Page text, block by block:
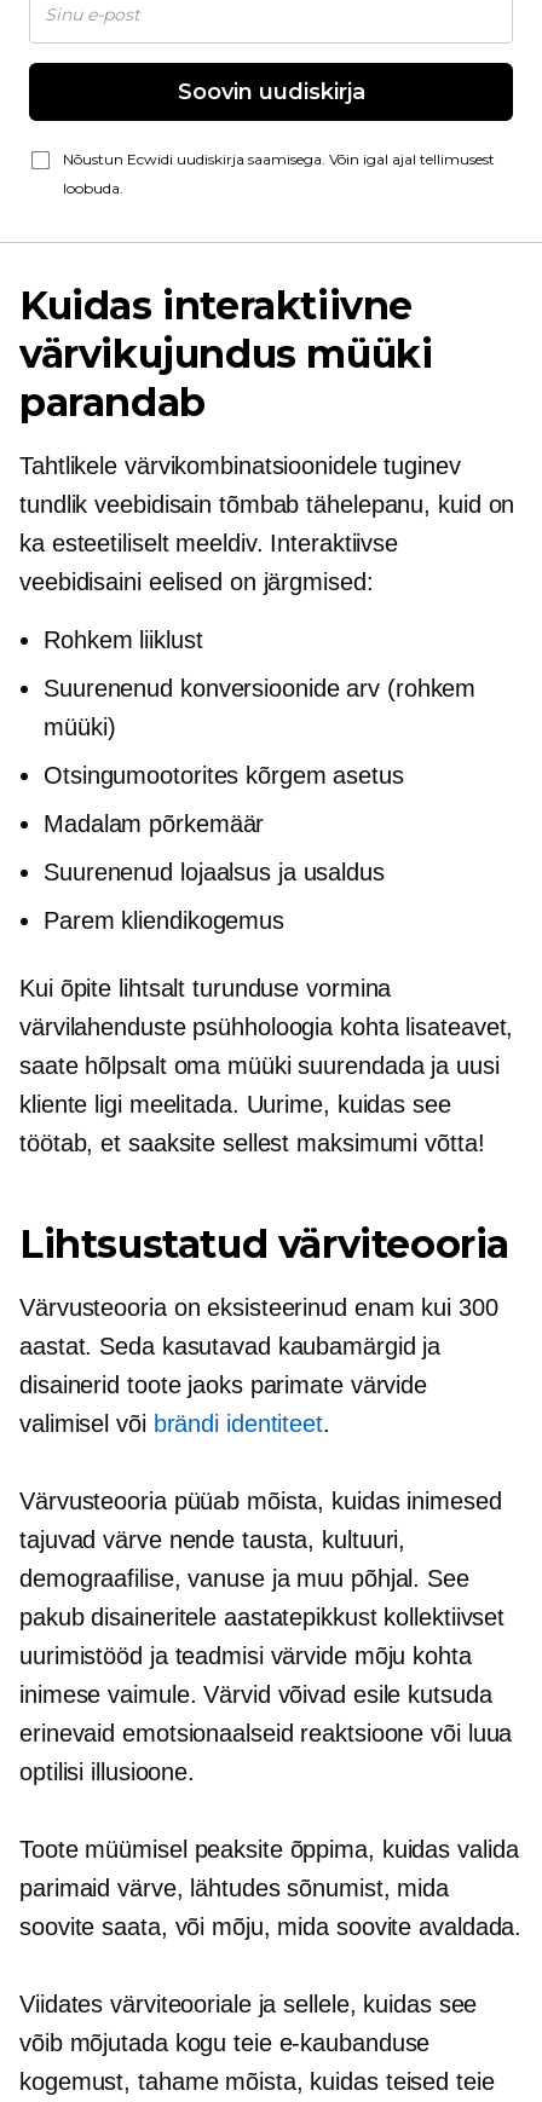
Soovin uudiskirja
Nõustun Ecwidi uudiskirja saamisega. Võin igal ajal tellimusest
loobuda.
Kuidas interaktiivne
värvikujundus müüki
parandab
Tahtlikele värvikombinatsioonidele tuginev
tundlik veebidisain tõmbab tähelepanu, kuid on
ka esteetiliselt meeldiv. Interaktiivse
veebidisaini eelised on järgmised:
Rohkem liiklust
Suurenenud konversioonide arv (rohkem
müüki)
Otsingumootorites kõrgem asetus
Madalam põrkemäär
Suurenenud lojaalsus ja usaldus
Parem kliendikogemus
Kui õpite lihtsalt turunduse vormina
värvilahenduste psühholoogia kohta lisateavet,
saate hõlpsalt oma müüki suurendada ja uusi
kliente ligi meelitada. Uurime, kuidas see
töötab, et saaksite sellest maksimumi võtta!
Lihtsustatud värviteooria
Värvusteooria on eksisteerinud enam kui 300
aastat. Seda kasutavad kaubamärgid ja
disainerid toote jaoks parimate värvide
valimisel või brändi identiteet.
Värvusteooria püüab mõista, kuidas inimesed
tajuvad värve nende tausta, kultuuri,
demograafilise, vanuse ja muu põhjal. See
pakub disaineritele aastatepikkust kollektiivset
uurimistööd ja teadmisi värvide mõju kohta
inimese vaimule. Värvid võivad esile kutsuda
erinevaid emotsionaalseid reaktsioone või luua
optilisi illusioone.
Toote müümisel peaksite õppima, kuidas valida
parimaid värve, lähtudes sõnumist, mida
soovite saata, või mõju, mida soovite avaldada.
Viidates värviteooriale ja sellele, kuidas see
võib mõjutada kogu teie e-kaubanduse
kogemust, tahame mõista, kuidas teised teie